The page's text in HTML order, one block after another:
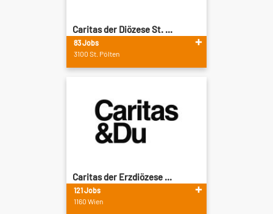
Caritas der Diözese St. ...
83 Jobs
3100 St. Pölten
Caritas der Erzdiözese ...
121 Jobs
1160 Wien